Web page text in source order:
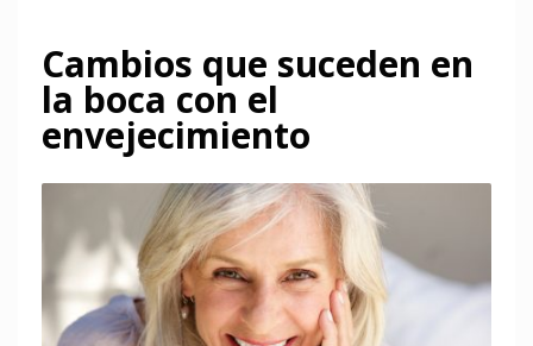
Cambios que suceden en
la boca con el
envejecimiento